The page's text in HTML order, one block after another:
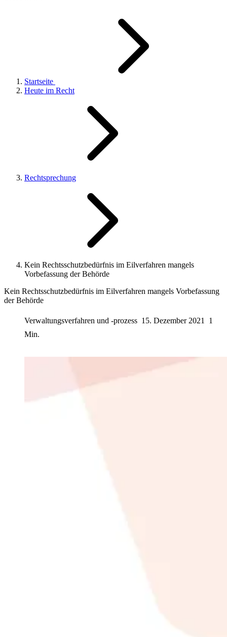
Startseite
Heute im Recht
Rechtsprechung
Kein Rechtsschutzbedürfnis im Eilverfahren mangels
Vorbefassung der Behörde
Kein Rechtsschutzbedürfnis im Eilverfahren mangels Vorbefassung
der Behörde
Verwaltungsverfahren und -prozess 15. Dezember 2021
1
Min.